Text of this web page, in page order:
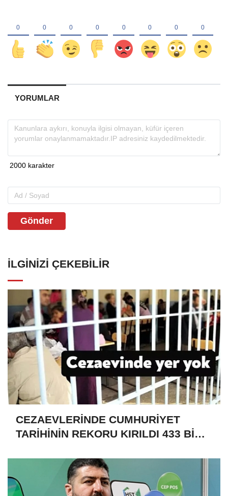
YORUMLAR
Gönder
İLGINIZI ÇEKEBILIR
CEZAEVLERİNDE CUMHURİYET
TARİHİNİN REKORU KIRILDI 433 BİN